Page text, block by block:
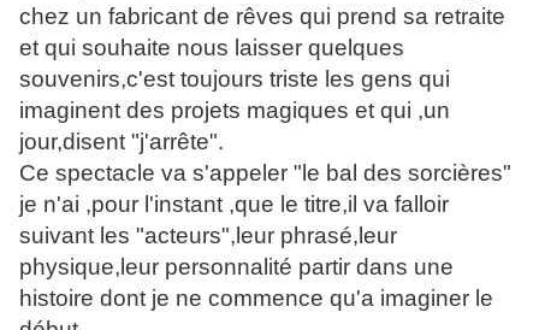
chez un fabricant de rêves qui prend sa retraite
et qui souhaite nous laisser quelques
souvenirs,c'est toujours triste les gens qui
imaginent des projets magiques et qui ,un
jour,disent "j'arrête".
Ce spectacle va s'appeler "le bal des sorcières"
je n'ai ,pour l'instant ,que le titre,il va falloir
suivant les "acteurs",leur phrasé,leur
physique,leur personnalité partir dans une
histoire dont je ne commence qu'a imaginer le